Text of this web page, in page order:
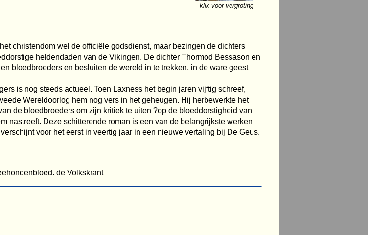
klik voor vergroting
chris­tendom wel de officiële godsdienst, maar bezingen de dichters
heldendaden van de Vikingen. De dichter Thormod Bessason en
bloedbroeders en besluiten de wereld in te trekken, in de ware geest
is nog steeds actueel. Toen Laxness het begin jaren vijftig schreef,
Wereldoorlog hem nog vers in het geheugen. Hij herbewerkte het
de bloedbroeders om zijn kritiek te uiten ?op de bloeddorstigheid van
nastreeft. Deze schitterende roman is een van de belangrijkste werken
voor het eerst in veertig jaar in een nieuwe vertaling bij De Geus.
de Volkskrant